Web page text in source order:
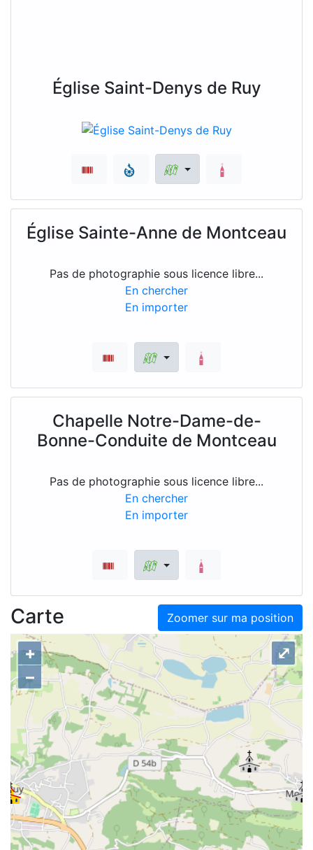
Église Saint-Denys de Ruy
Église Sainte-Anne de Montceau
Pas de photographie sous licence libre...
En chercher
En importer
Chapelle Notre-Dame-de-
Bonne-Conduite de Montceau
Pas de photographie sous licence libre...
En chercher
En importer
Zoomer sur ma position
Carte
+
–
⤢